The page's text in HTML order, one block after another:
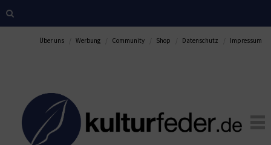
Über uns Werbung Community Shop Datenschutz Impressum